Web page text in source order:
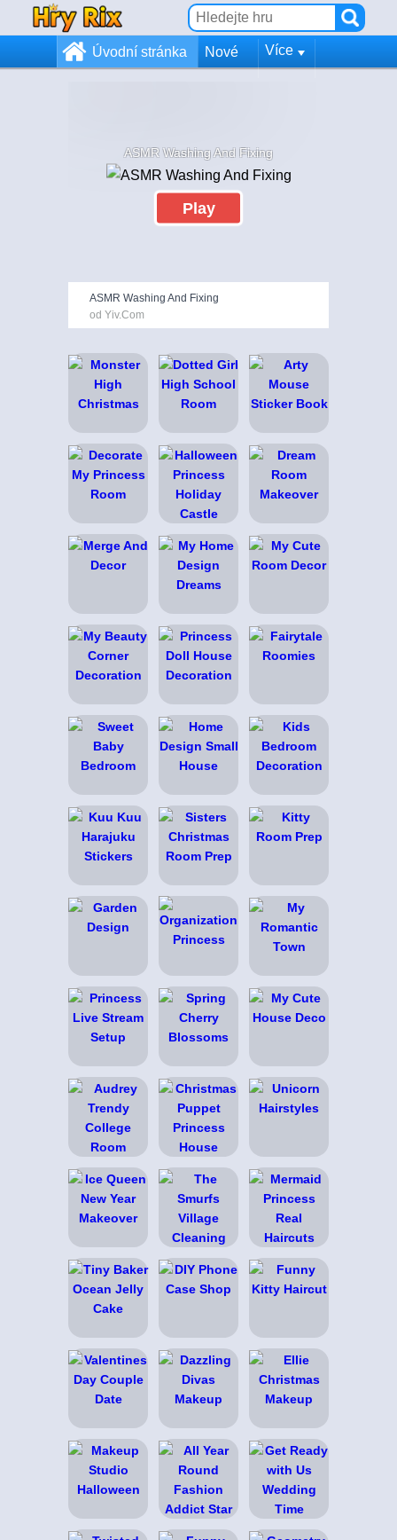
Úvodní stránka Nové Více
ASMR Washing And Fixing
Play
ASMR Washing And Fixing
od Yiv.Com